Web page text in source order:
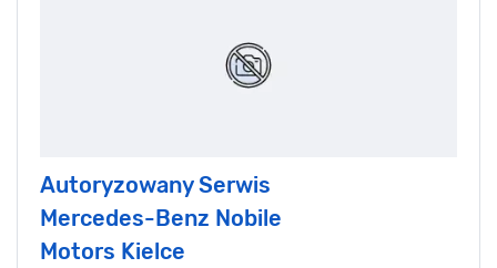
Autoryzowany Serwis
Mercedes-Benz Nobile
Motors Kielce